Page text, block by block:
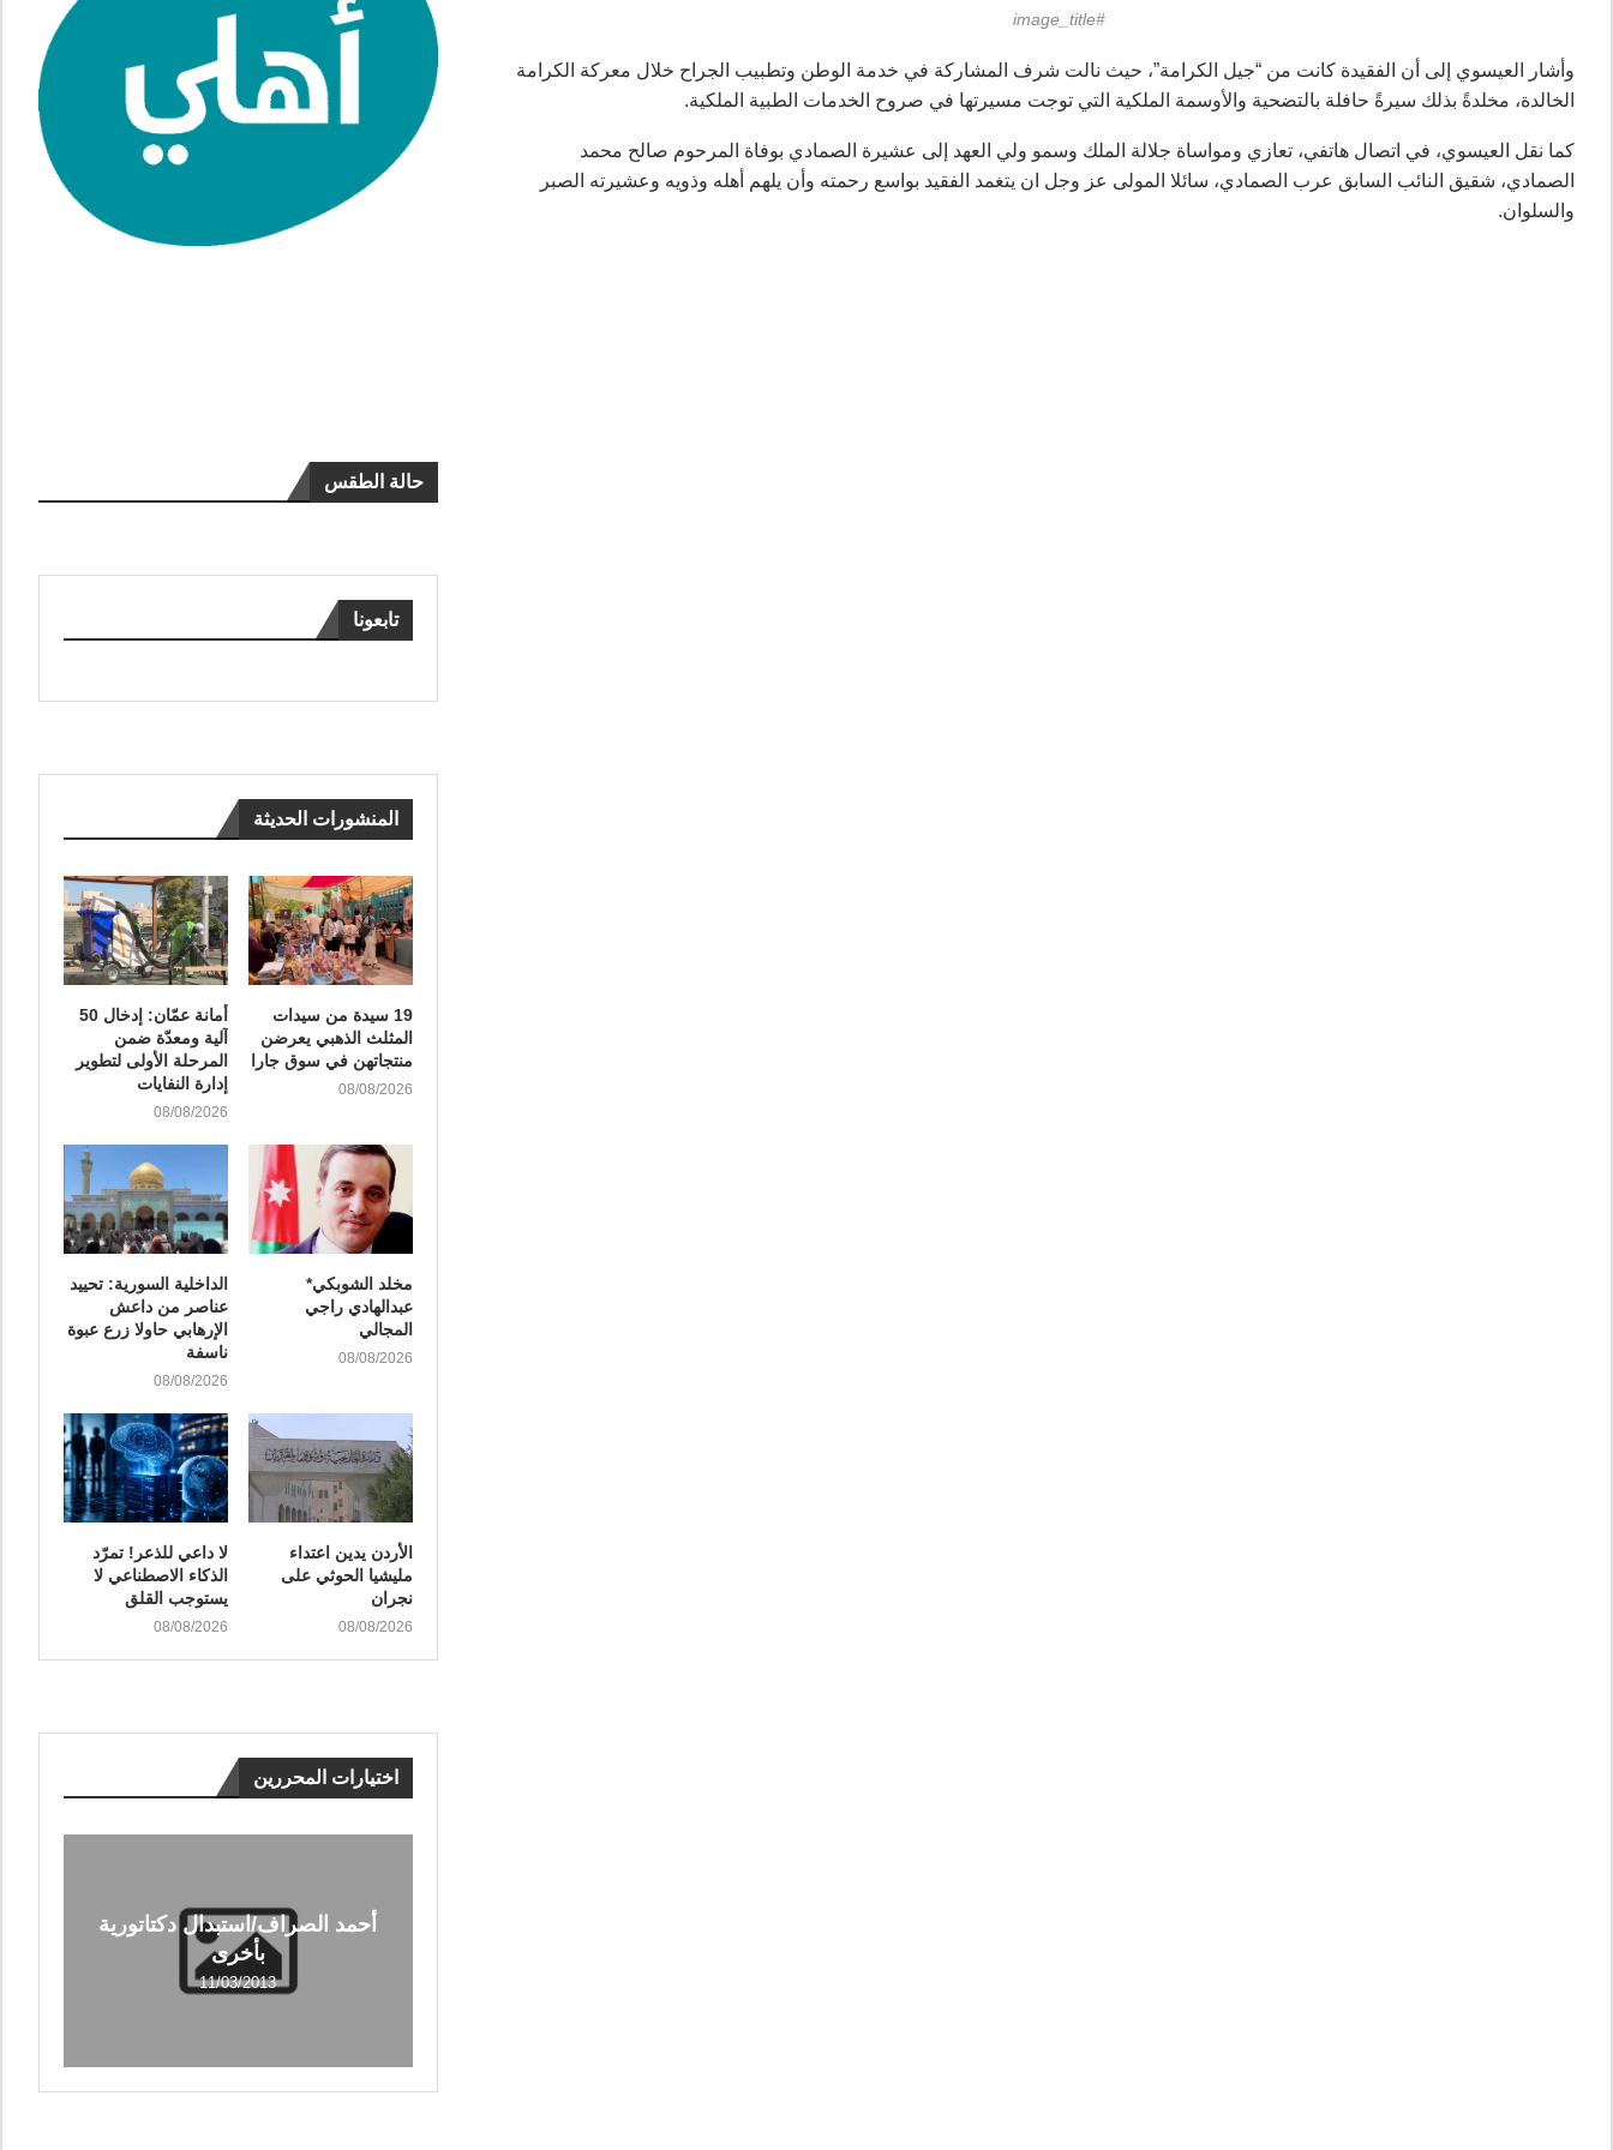
#image_title
وأشار العيسوي إلى أن الفقيدة كانت من “جيل الكرامة”، حيث نالت شرف المشاركة في خدمة الوطن وتطبيب الجراح خلال معركة الكرامة
الخالدة، مخلدةً بذلك سيرةً حافلة بالتضحية والأوسمة الملكية التي توجت مسيرتها في صروح الخدمات الطبية الملكية.
كما نقل العيسوي، في اتصال هاتفي، تعازي ومواساة جلالة الملك وسمو ولي العهد إلى عشيرة الصمادي بوفاة المرحوم صالح محمد
الصمادي، شقيق النائب السابق عرب الصمادي، سائلا المولى عز وجل ان يتغمد الفقيد بواسع رحمته وأن يلهم أهله وذويه وعشيرته الصبر
والسلوان.
حالة الطقس
تابعونا
المنشورات الحديثة
19 سيدة من سيدات
المثلث الذهبي يعرضن
منتجاتهن في سوق جارا
08/08/2026
أمانة عمّان: إدخال 50
آلية ومعدّة ضمن
المرحلة الأولى لتطوير
إدارة النفايات
08/08/2026
مخلد الشوبكي*
عبدالهادي راجي
المجالي
08/08/2026
الداخلية السورية: تحييد
عناصر من داعش
الإرهابي حاولا زرع عبوة
ناسفة
08/08/2026
الأردن يدين اعتداء
مليشيا الحوثي على
نجران
08/08/2026
لا داعي للذعر! تمرّد
الذكاء الاصطناعي لا
يستوجب القلق
08/08/2026
اختيارات المحررين
أحمد الصراف/استبدال دكتاتورية
بأخرى
11/03/2013